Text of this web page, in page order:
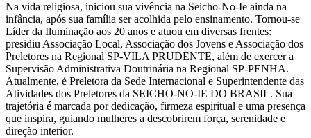
Na vida religiosa, iniciou sua vivência na Seicho-No-Ie ainda na
infância, após sua família ser acolhida pelo ensinamento. Tornou-se
Líder da Iluminação aos 20 anos e atuou em diversas frentes:
presidiu Associação Local, Associação dos Jovens e Associação dos
Preletores na Regional SP-VILA PRUDENTE, além de exercer a
Supervisão Administrativa Doutrinária na Regional SP-PENHA.
Atualmente, é Preletora da Sede Internacional e Superintendente das
Atividades dos Preletores da SEICHO-NO-IE DO BRASIL. Sua
trajetória é marcada por dedicação, firmeza espiritual e uma presença
que inspira, guiando mulheres a descobrirem força, serenidade e
direção interior.